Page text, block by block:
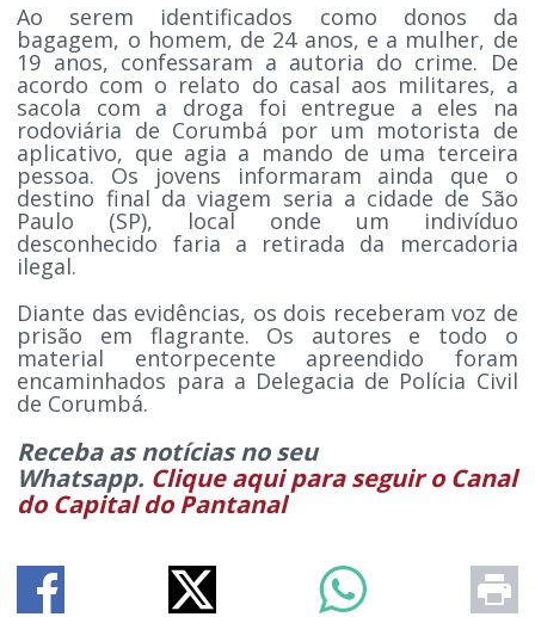
Ao serem identificados como donos da
bagagem, o homem, de 24 anos, e a mulher, de
19 anos, confessaram a autoria do crime. De
acordo com o relato do casal aos militares, a
sacola com a droga foi entregue a eles na
rodoviária de Corumbá por um motorista de
aplicativo, que agia a mando de uma terceira
pessoa. Os jovens informaram ainda que o
destino final da viagem seria a cidade de São
Paulo (SP), local onde um indivíduo
desconhecido faria a retirada da mercadoria
ilegal.
Diante das evidências, os dois receberam voz de
prisão em flagrante. Os autores e todo o
material entorpecente apreendido foram
encaminhados para a Delegacia de Polícia Civil
de Corumbá.
Receba as notícias no seu
Whatsapp. Clique aqui para seguir o Canal
do Capital do Pantanal